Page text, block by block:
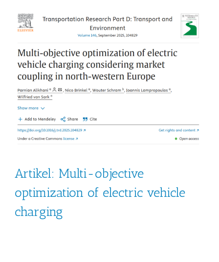
Artikel: Multi-objective
optimization of electric vehicle
charging